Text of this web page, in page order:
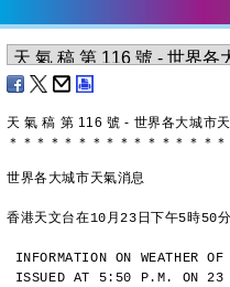
天 氣 稿 第 116 號 - 世界各大城市
＊ ＊ ＊ ＊ ＊ ＊ ＊ ＊ ＊ ＊ ＊ ＊ ＊ ＊ ＊ ＊
世界各大城市天氣消息
香港天文台在10月23日下午5時50
INFORMATION ON WEATHER
ISSUED AT 5:50 P.M. ON 23